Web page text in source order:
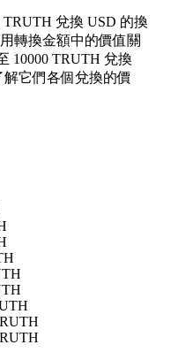
兌換 USD 的換
轉換金額中的價值關
10000 TRUTH 兌換
它們各個兌換的價